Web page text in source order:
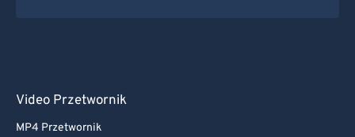
Video Przetwornik
MP4 Przetwornik